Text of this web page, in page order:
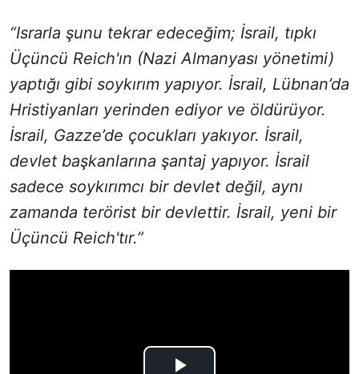
“Israrla şunu tekrar edeceğim; İsrail, tıpkı
Üçüncü Reich'ın (Nazi Almanyası yönetimi)
yaptığı gibi soykırım yapıyor. İsrail, Lübnan’da
Hristiyanları yerinden ediyor ve öldürüyor.
İsrail, Gazze’de çocukları yakıyor. İsrail,
devlet başkanlarına şantaj yapıyor. İsrail
sadece soykırımcı bir devlet değil, aynı
zamanda terörist bir devlettir. İsrail, yeni bir
Üçüncü Reich'tır.”